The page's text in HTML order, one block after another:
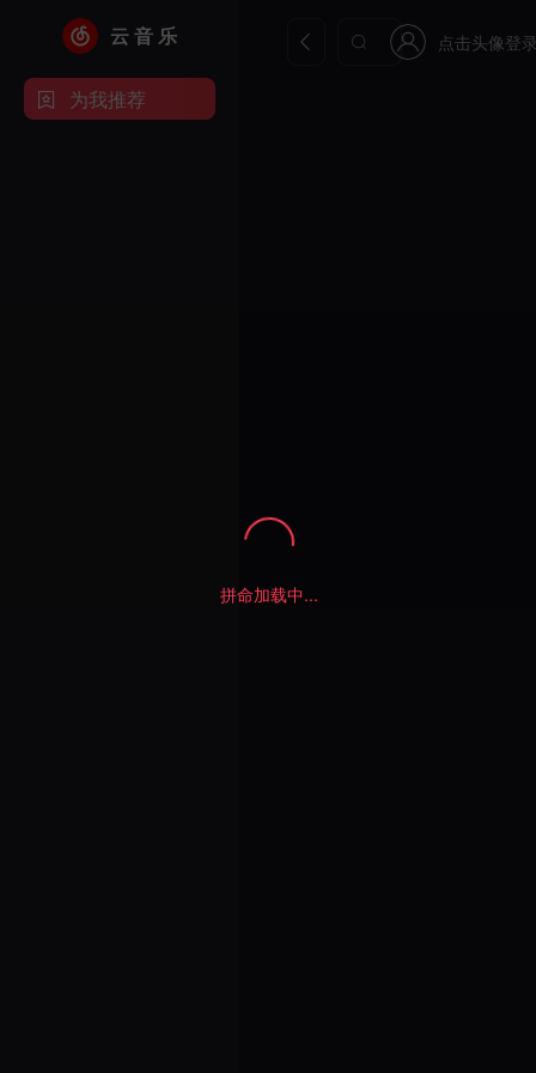
云 音 乐
为我推荐
点击头像登
拼命加载中...